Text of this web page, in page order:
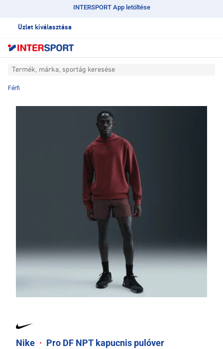
INTERSPORT App letöltése
Üzlet kiválasztása
Termék, márka, sportág keresése
Férfi
Nike · Pro DF NPT kapucnis pulóver